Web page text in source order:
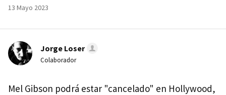
13 Mayo 2023
Jorge Loser
Colaborador
Mel Gibson podrá estar "cancelado" en Hollywood,